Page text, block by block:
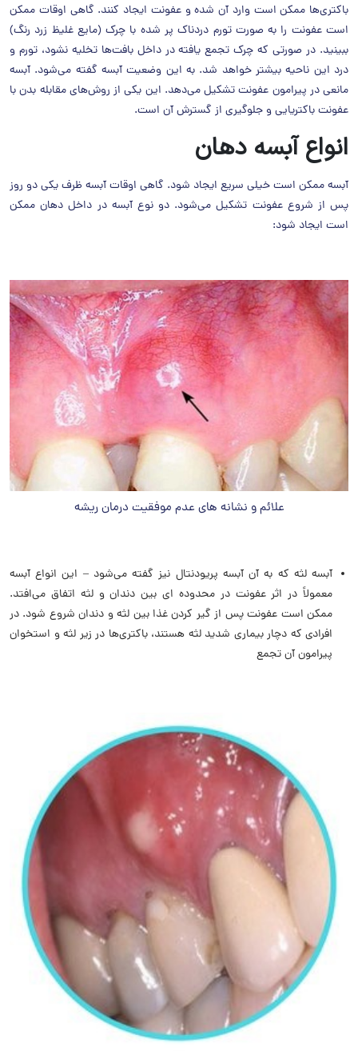
باکتری‌ها ممکن است وارد آن شده و عفونت ایجاد کنند. گاهی اوقات ممکن
است عفونت را به صورت تورم دردناک پر شده با چرک (مایع غلیظ زرد رنگ)
ببینید. در صورتی که چرک تجمع یافته در داخل بافت‌ها تخلیه نشود، تورم و
درد این ناحیه بیشتر خواهد شد. به این وضعیت آبسه گفته می‌شود. آبسه
مانعی در پیرامون عفونت تشکیل می‌دهد. این یکی از روش‌های مقابله بدن با
عفونت باکتریایی و جلوگیری از گسترش آن است.
انواع آبسه دهان
آبسه ممکن است خیلی سریع ایجاد شود. گاهی اوقات آبسه ظرف یکی دو روز
پس از شروع عفونت تشکیل می‌شود. دو نوع آبسه در داخل دهان ممکن
است ایجاد شود:
علائم و نشانه های عدم موفقیت درمان ریشه
آبسه لثه که به آن آبسه پریودنتال نیز گفته می‌شود – این انواع آبسه
معمولاً در اثر عفونت در محدوده ‌ای بین دندان و لثه اتفاق می‌افتد.
ممکن است عفونت پس از گیر کردن غذا بین لثه و دندان شروع شود. در
افرادی که دچار بیماری شدید لثه هستند، باکتری‌ها در زیر لثه و استخوان
پیرامون آن تجمع